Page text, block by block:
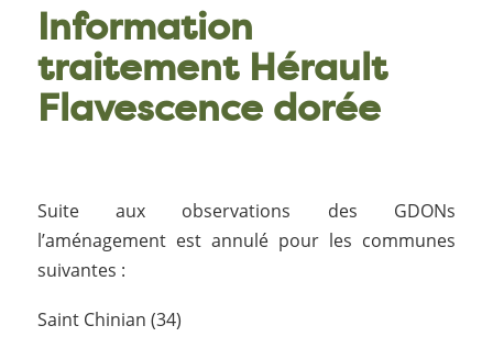
Information
traitement Hérault
Flavescence dorée
Suite aux observations des GDONs
l’aménagement est annulé pour les communes
suivantes :
Saint Chinian (34)